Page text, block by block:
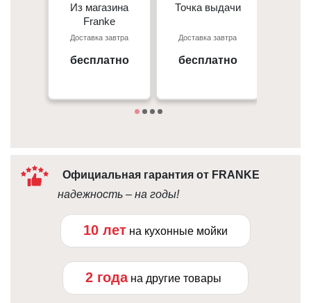
Из магазина
Franke
Доставка завтра
бесплатно
Из магазина
Franke
Киев, пр. С. Бандеры 23, ТЦ
Gorodok Gallery
Точка выдачи
Доставка завтра
бесплатно
Точка выдачи
г. Киев пр. Отрадный, 95к
09:00 - 18:00
Официальная гарантия от FRANKE
надежность – на годы!
10 лет на кухонные мойки
2 года на другие товары